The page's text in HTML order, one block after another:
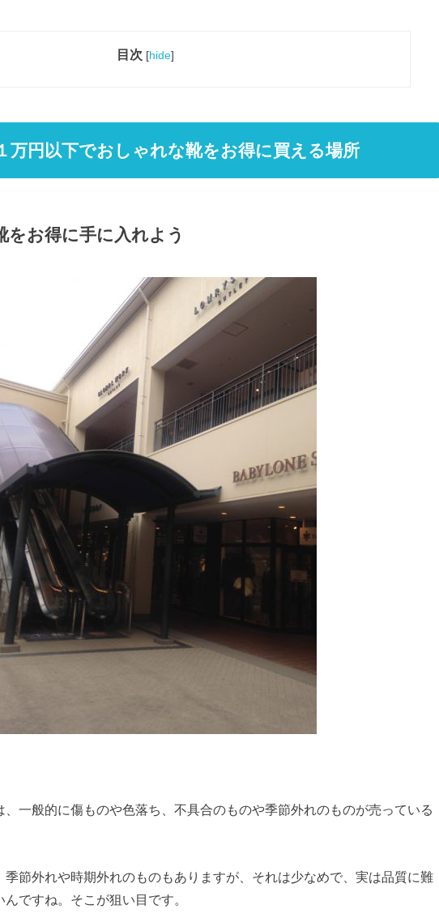
目次 [hide]
万円以下でおしゃれな靴をお得に買える場所
をお得に手に入れよう
一般的に傷ものや色落ち、不具合のものや季節外れのものが売っている
節外れや時期外れのものもありますが、それは少なめで、実は品質に難
ですね。そこが狙い目です。